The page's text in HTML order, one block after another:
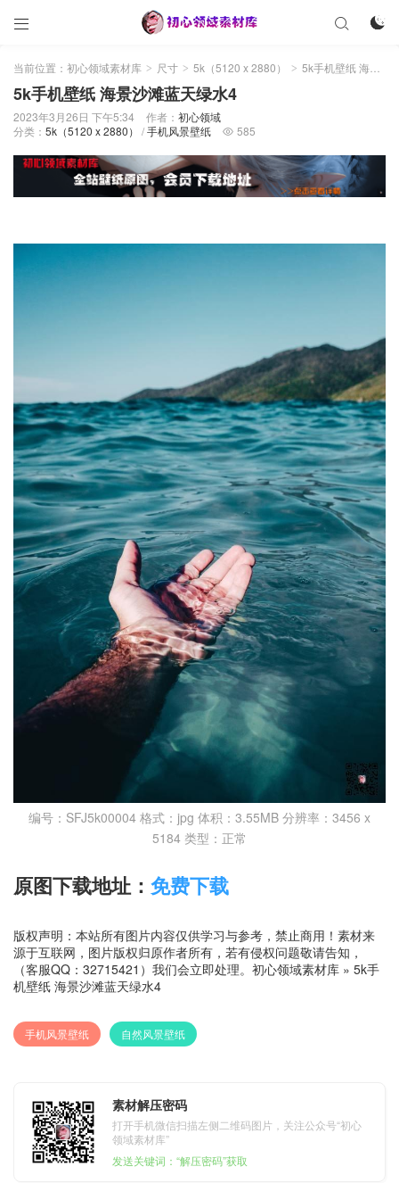
 

当前位置： 初心领域素材库 > 尺寸 > 5k（5120 x 2880） > 5k手机壁纸 海景沙滩蓝天绿水4
5k手机壁纸 海景沙滩蓝天绿水4
2023年3月26日 下午5:34 作者： 初心领域
分类： 5k（5120 x 2880） /手机风景壁纸  585
编号：SFJ5k00004 格式：jpg 体积：3.55MB 分辨率：3456 x
5184 类型：正常
原图下载地址： 免费下载
版权声明：本站所有图片内容仅供学习与参考，禁止商用！素材来
源于互联网，图片版权归原作者所有，若有侵权问题敬请告知，
（客服QQ：32715421）我们会立即处理。 初心领域素材库 » 5k手
机壁纸 海景沙滩蓝天绿水4
手机风景壁纸 自然风景壁纸
素材解压密码
打开手机微信扫描左侧二维码图片，关注公众号“初心
领域素材库”
发送关键词：“解压密码”获取